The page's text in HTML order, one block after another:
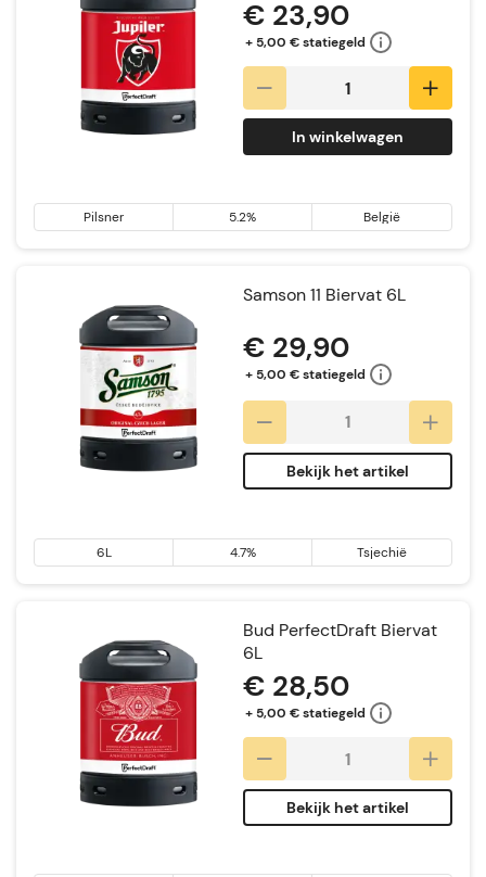
€ 23,90
+ 5,00 € statiegeld
In winkelwagen
Pilsner 5.2% België
Samson 11 Biervat 6L
€ 29,90
+ 5,00 € statiegeld
Bekijk het artikel
6L 4.7% Tsjechië
Bud PerfectDraft Biervat
6L
€ 28,50
+ 5,00 € statiegeld
Bekijk het artikel